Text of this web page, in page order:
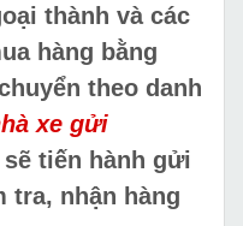
thành và các
hàng bằng
theo danh
xe gửi
tiến hành gửi
tra, nhận hàng